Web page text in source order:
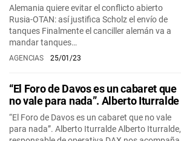
Alemania quiere evitar el conflicto abierto
Rusia-OTAN: así justifica Scholz el envío de
tanques Finalmente el canciller alemán va a
mandar tanques…
AGENCIAS 25/01/23
“El Foro de Davos es un cabaret que
no vale para nada”. Alberto Iturralde
“El Foro de Davos es un cabaret que no vale
para nada”. Alberto Iturralde Alberto Iturralde,